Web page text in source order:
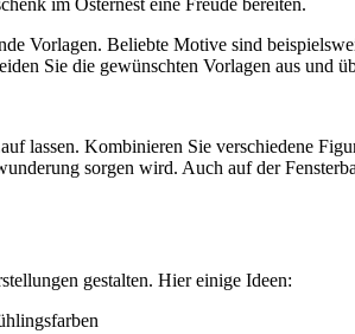
Vorlagen. Beliebte Motive sind
Sie die gewünschten Vorlagen aus und
lassen. Kombinieren Sie verschiedene
sorgen wird. Auch auf der
gestalten. Hier einige Ideen: